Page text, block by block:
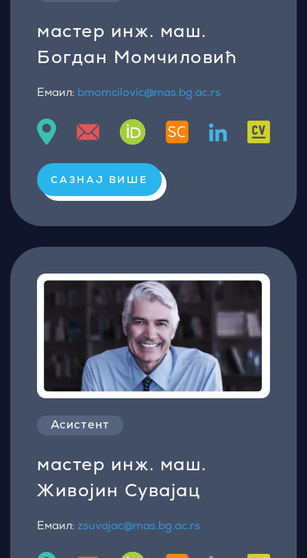
мастер инж. маш.
Богдан Момчиловић
Емаил: bmomcilovic@mas.bg.ac.rs
САЗНАЈ ВИШЕ
Асистент
мастер инж. маш.
Живојин Сувајац
Емаил: zsuvajac@mas.bg.ac.rs